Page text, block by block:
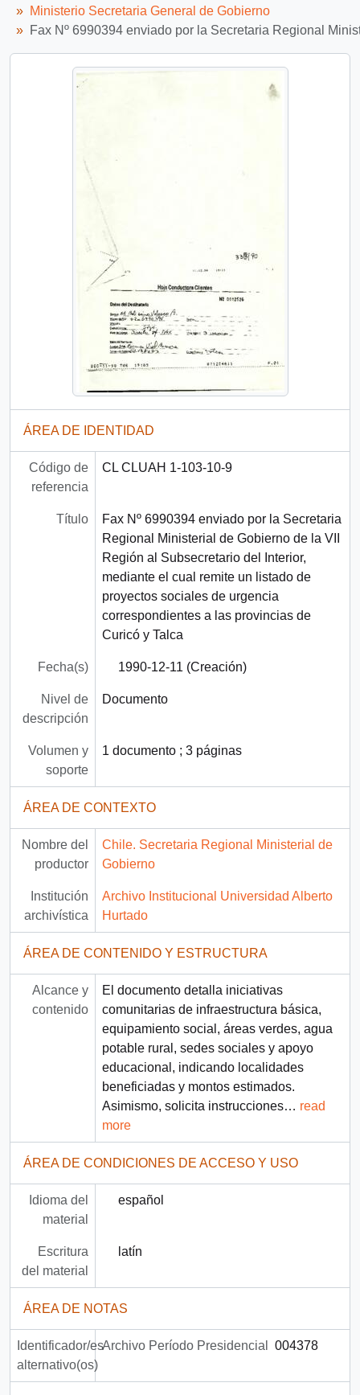
Ministerio Secretaria General de Gobierno
Fax Nº 6990394 enviado por la Secretaria Regional
ÁREA DE IDENTIDAD
Código de
referencia
CL CLUAH 1-103-10-9
Título
Fax Nº 6990394 enviado por la Secretaria
Regional Ministerial de Gobierno de la VII
Región al Subsecretario del Interior,
mediante el cual remite un listado de
proyectos sociales de urgencia
correspondientes a las provincias de
Curicó y Talca
Fecha(s) 1990-12-11 (Creación)
Nivel de
descripción
Documento
Volumen y
soporte
1 documento ; 3 páginas
ÁREA DE CONTEXTO
Nombre del
productor
Chile. Secretaria Regional Ministerial de
Gobierno
Institución
archivística
Archivo Institucional Universidad Alberto
Hurtado
ÁREA DE CONTENIDO Y ESTRUCTURA
Alcance y
contenido
El documento detalla iniciativas
comunitarias de infraestructura básica,
equipamiento social, áreas verdes, agua
potable rural, sedes sociales y apoyo
educacional, indicando localidades
beneficiadas y montos estimados.
Asimismo, solicita instrucciones… read
more
ÁREA DE CONDICIONES DE ACCESO Y USO
Idioma del
material
español
Escritura
del material
latín
ÁREA DE NOTAS
Identificador/es
alternativo(os)
Archivo Período Presidencial 004378